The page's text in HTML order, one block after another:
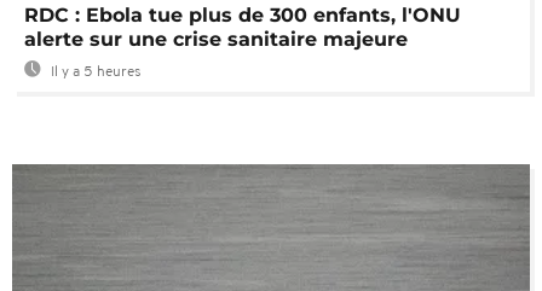
RDC : Ebola tue plus de 300 enfants, l'ONU
alerte sur une crise sanitaire majeure
Il y a 5 heures